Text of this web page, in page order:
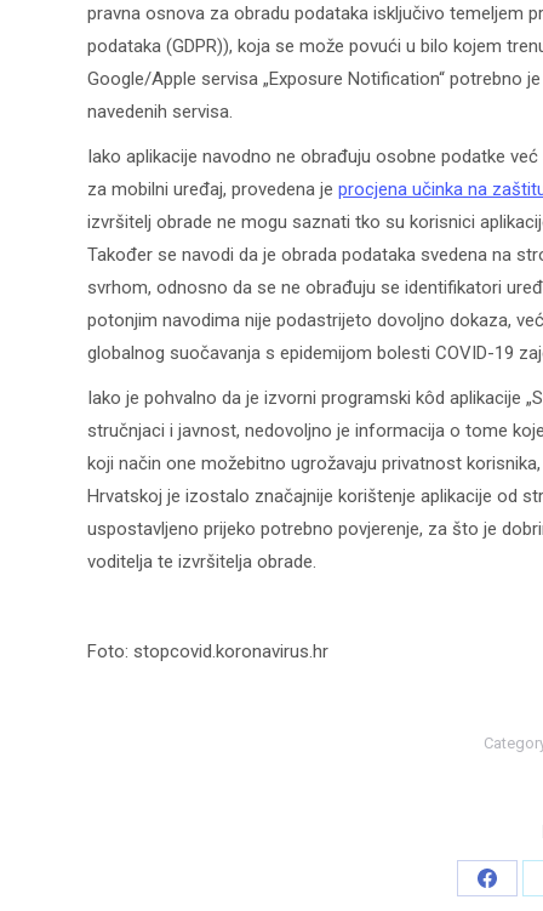
pravna osnova za obradu podataka isključivo temeljem
podataka (GDPR)), koja se može povući u bilo kojem
Google/Apple servisa „Exposure Notification“ potrebno
navedenih servisa.
Iako aplikacije navodno ne obrađuju osobne podatke
za mobilni uređaj, provedena je procjena učinka na
izvršitelj obrade ne mogu saznati tko su korisnici
Također se navodi da je obrada podataka svedena na
svrhom, odnosno da se ne obrađuju se identifikatori
potonjim navodima nije podastrijeto dovoljno dokaza,
globalnog suočavanja s epidemijom bolesti COVID-19
Iako je pohvalno da je izvorni programski kôd aplikacije
stručnjaci i javnost, nedovoljno je informacija o tome
koji način one možebitno ugrožavaju privatnost
Hrvatskoj je izostalo značajnije korištenje aplikacije od
uspostavljeno prijeko potrebno povjerenje, za što je
voditelja te izvršitelja obrade.
Foto: stopcovid.koronavirus.hr
Share